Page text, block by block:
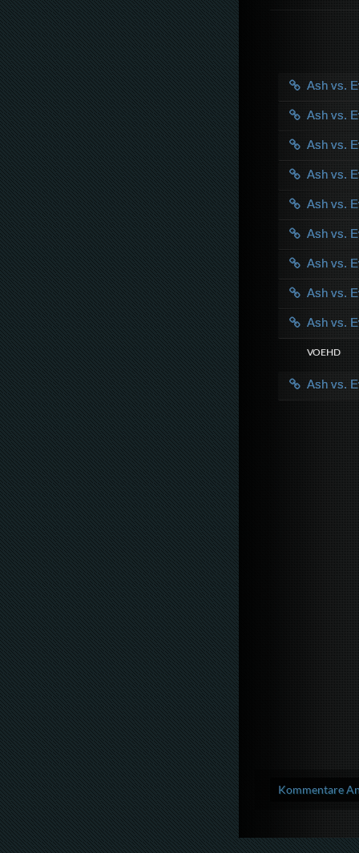
Ash vs.
Ash vs.
Ash vs.
Ash vs.
Ash vs.
Ash vs.
Ash vs.
Ash vs.
Ash vs.
VOE HD
Ash vs.
Kommentare